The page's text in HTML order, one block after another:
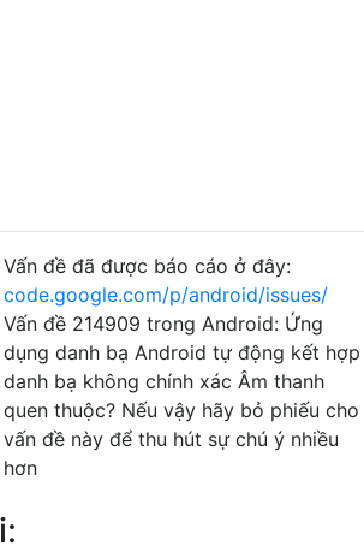
Vấn đề đã được báo cáo ở đây:
code.google.com/p/android/issues/
Vấn đề 214909 trong Android: Ứng
dụng danh bạ Android tự động kết hợp
danh bạ không chính xác Âm thanh
quen thuộc? Nếu vậy hãy bỏ phiếu cho
vấn đề này để thu hút sự chú ý nhiều
hơn